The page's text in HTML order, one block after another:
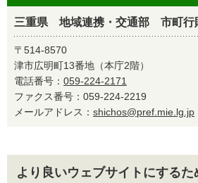
三重県 地域連携・交通部 市町
〒514-8570
津市広明町13番地（本庁2階）
電話番号： 059-224-2171
ファクス番号：059-224-2219
メールアドレス： shichos@pref.mie.lg.jp
より良いウェブサイトにする